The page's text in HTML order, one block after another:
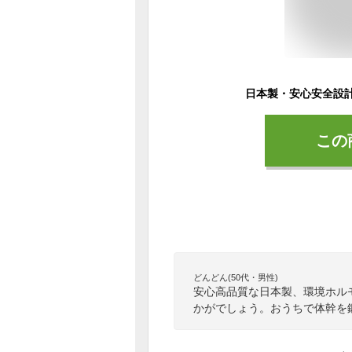
こ
どんどん(50代・男性)
安心高品質な日本製、環境ホ
かがでしょう。おうちで体幹